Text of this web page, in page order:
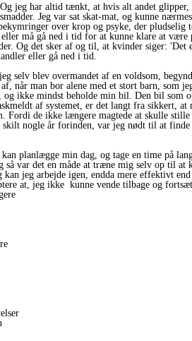
jeg har altid tænkt, at hvis alt andet glipper,
Jeg var sat skat-mat, og kunne
over krop og psyke, der pludselig
må gå ned i tid for at kunne klare at være
Og det sker af og til, at kvinder siger: 'Det
eller gå ned i tid.
selv blev overmandet af en voldsom,
når man bor alene med et stort barn, som
ikke mindst beholde min bil. Den bil
af systemet, er det langt fra sikkert,
Fordi de ikke længere magtede at skulle
nogle år forinden, var jeg nødt til at
planlægge min dag, og tage en time på
var det en måde at træne mig selv op til at
kan jeg arbejde igen, endda mere effektivt
at, jeg ikke kunne vende tilbage og